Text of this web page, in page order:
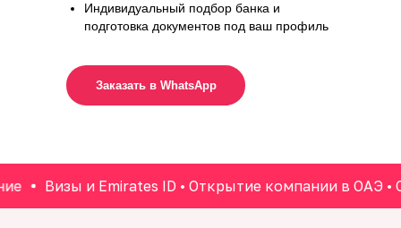
Индивидуальный подбор банка и
подготовка документов под ваш профиль
Заказать в WhatsApp
Визы и Emirates ID • Открытие компании в ОАЭ •